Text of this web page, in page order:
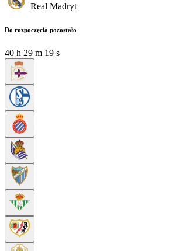
Real Madryt
Do rozpoczęcia pozostało
40 h 29 m 18 s